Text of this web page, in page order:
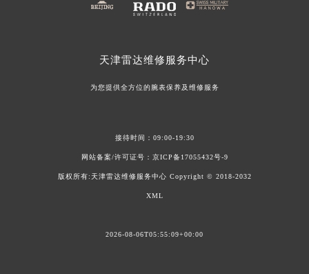
如何保养雷达手表（雷达
天津雷达维修服务中心
为您提供全方位的腕表保养及维修服务
接待时间：09:00-19:30
网站备案/许可证号： 京ICP备17055432号-9
版权所有:天津雷达维修服务中心 Copyright © 2018-2032
XML
2026-08-06T05:55:09+00:00